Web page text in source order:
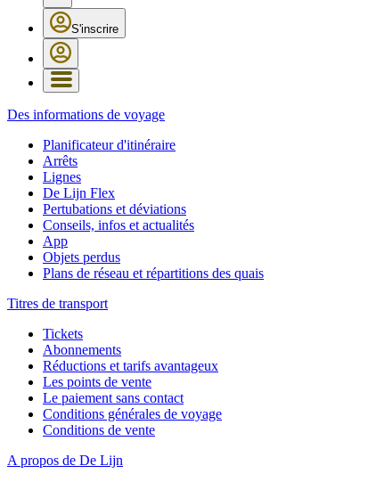
S'inscrire
Des informations de voyage
Planificateur d'itinéraire
Arrêts
Lignes
De Lijn Flex
Pertubations et déviations
Conseils, infos et actualités
App
Objets perdus
Plans de réseau et répartitions des quais
Titres de transport
Tickets
Abonnements
Réductions et tarifs avantageux
Les points de vente
Le paiement sans contact
Conditions générales de voyage
Conditions de vente
A propos de De Lijn